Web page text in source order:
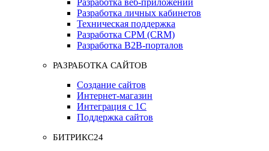
Разработка веб-приложений
Разработка личных кабинетов
Техническая поддержка
Разработка СРМ (CRM)
Разработка B2B-порталов
РАЗРАБОТКА САЙТОВ
Создание сайтов
Интернет-магазин
Интеграция с 1С
Поддержка сайтов
БИТРИКС24